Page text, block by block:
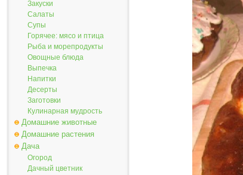
Закуски
Салаты
Супы
Горячее: мясо и птица
Рыба и морепродукты
Овощные блюда
Выпечка
Напитки
Десерты
Заготовки
Кулинарная мудрость
Домашние животные
Домашние растения
Дача
Огород
Дачный цветник